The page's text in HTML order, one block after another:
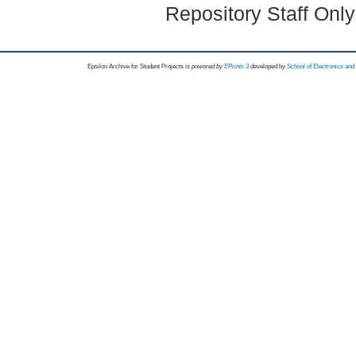
Repository Staff
Epsilon Archive for Student Projects is powored byEPrints 3 developed by School of Electronics